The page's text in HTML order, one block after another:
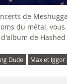
de
du métal,
de
Dude Max et Iggor